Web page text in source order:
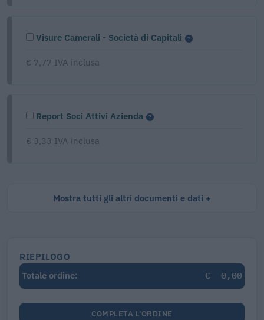
Visure Camerali - Società di Capitali
€ 7,77 IVA inclusa
Report Soci Attivi Azienda
€ 3,33 IVA inclusa
Mostra tutti gli altri documenti e dati
RIEPILOGO
Totale ordine:
€ 0,00
COMPLETA L'ORDINE